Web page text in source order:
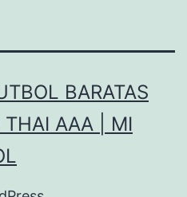
BARATAS
AAA | MI